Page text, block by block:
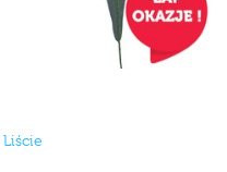
Liście